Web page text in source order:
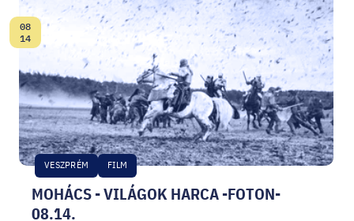
MOHÁCS - VILÁGOK HARCA -FOTON-
08.14.
VESZPRÉM FILM
Dátum:
08
14